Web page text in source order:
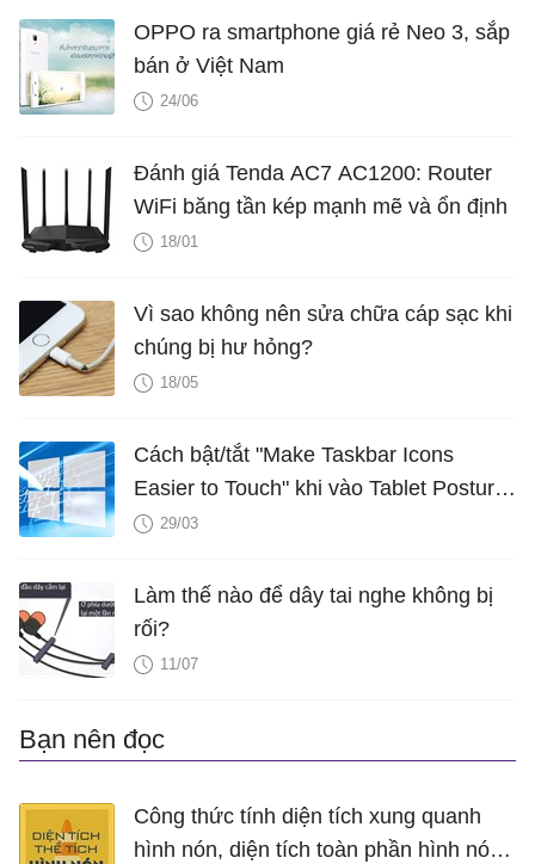
OPPO ra smartphone giá rẻ Neo 3, sắp
bán ở Việt Nam
24/06
Đánh giá Tenda AC7 AC1200: Router
WiFi băng tần kép mạnh mẽ và ổn định
18/01
Vì sao không nên sửa chữa cáp sạc khi
chúng bị hư hỏng?
18/05
Cách bật/tắt "Make Taskbar Icons
Easier to Touch" khi vào Tablet Posture
trên Windows 10
29/03
Làm thế nào để dây tai nghe không bị
rối?
11/07
Bạn nên đọc
Công thức tính diện tích xung quanh
hình nón, diện tích toàn phần hình nón,